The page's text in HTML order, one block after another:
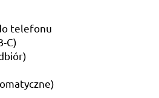
telefonu
C)